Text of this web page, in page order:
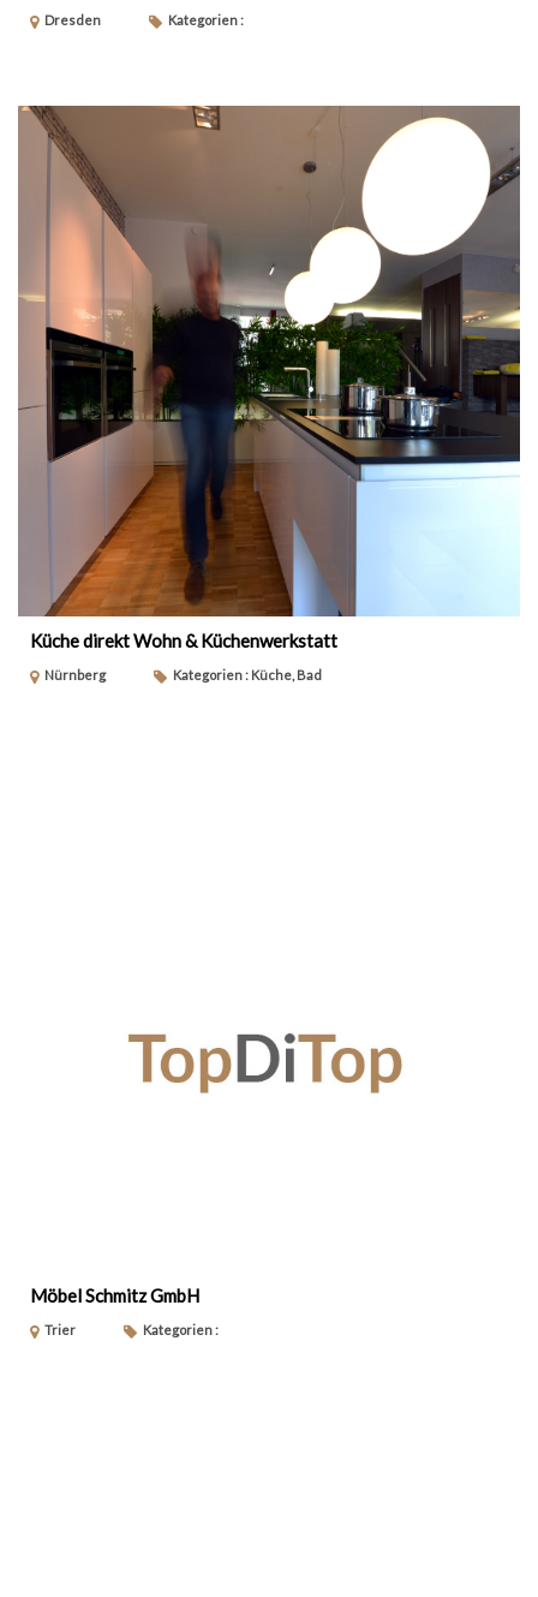
Dresden Kategorien :
Küche direkt Wohn & Küchenwerkstatt
Nürnberg Kategorien : Küche, Bad
Möbel Schmitz GmbH
Trier Kategorien :